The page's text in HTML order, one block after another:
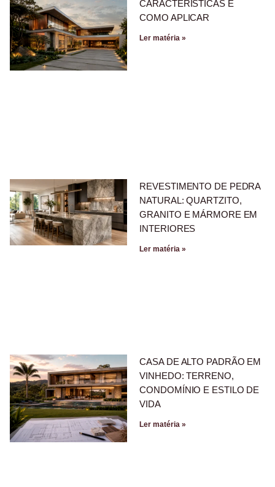
CARACTERÍSTICAS E
COMO APLICAR
Ler matéria »
REVESTIMENTO DE PEDRA
NATURAL: QUARTZITO,
GRANITO E MÁRMORE EM
INTERIORES
Ler matéria »
CASA DE ALTO PADRÃO EM
VINHEDO: TERRENO,
CONDOMÍNIO E ESTILO DE
VIDA
Ler matéria »